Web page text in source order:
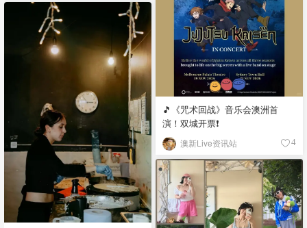
🎵《咒术回战》音乐会澳洲首
演！双城开票❗️
澳新Live资讯站 4